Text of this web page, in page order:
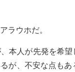
ラウホだ。
本人が先発を希
が、不安な点も